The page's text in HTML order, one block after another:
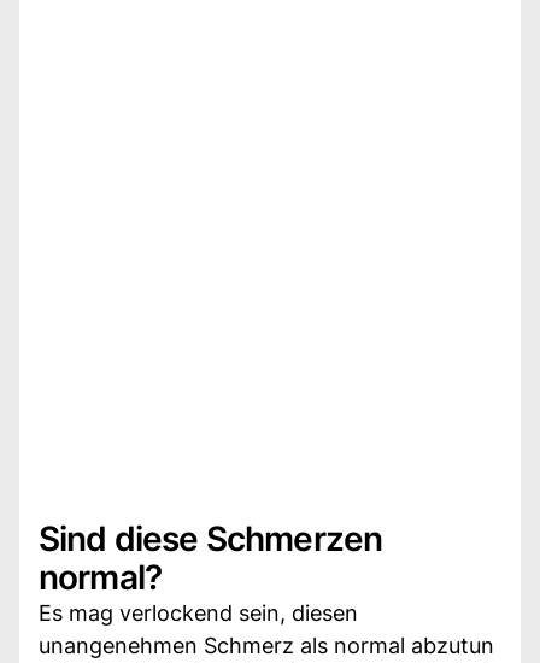
Sind diese Schmerzen
normal?
Es mag verlockend sein, diesen
unangenehmen Schmerz als normal abzutun